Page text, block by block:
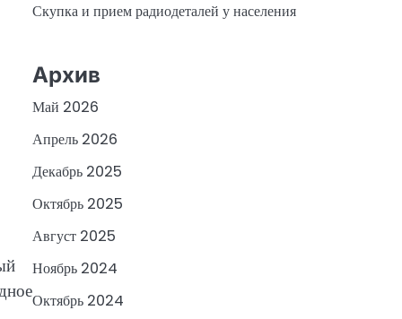
Скупка и прием радиодеталей у населения
Архив
Май 2026
Апрель 2026
Декабрь 2025
Октябрь 2025
Август 2025
Ноябрь 2024
Октябрь 2024